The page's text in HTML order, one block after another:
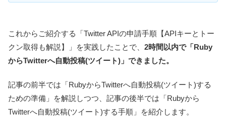
これからご紹介する「Twitter APIの申請手順【APIキーとトー
クン取得も解説】」を実践したことで、 2時間以内で「Ruby
からTwitterへ自動投稿(ツイート)」できました。
記事の前半では「RubyからTwitterへ自動投稿(ツイート)する
ための準備」を解説しつつ、記事の後半では「Rubyから
Twitterへ自動投稿(ツイート)する手順」を紹介します。